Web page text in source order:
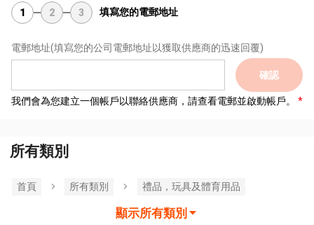
1 2 3 填寫您的電郵地址
電郵地址(填寫您的公司電郵地址以獲取供應商的迅速回覆)
確認
我們會為您建立一個帳戶以聯絡供應商，請查看電郵並啟動帳戶。
所有類別
首頁 所有類別 禮品，玩具及體育用品
顯示所有類別